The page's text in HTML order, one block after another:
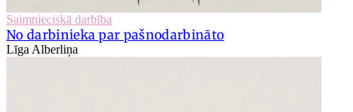
Saimnieciskā darbība
No darbinieka par pašnodarbināto
Līga Alberliņa